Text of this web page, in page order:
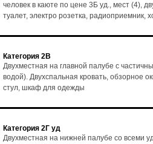
человек в каюте по цене 3Б уд., мест (4),
туалет, электро розетка,
Категория 2В
Двухместная на главной палубе с
водой). Двухспальная кровать, обзорное
стул, шкаф для одежды
Категория 2Г уд
Двухместная на нижней палубе со всеми